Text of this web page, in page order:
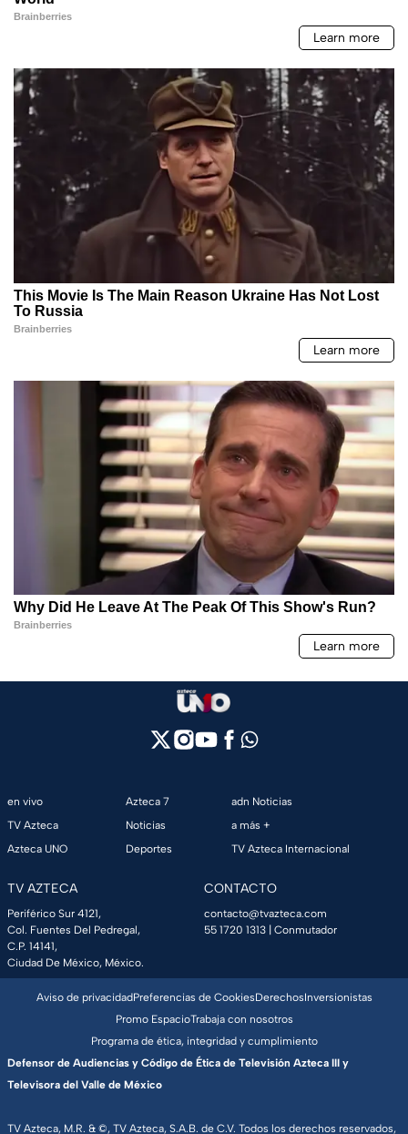
en vivo
TV Azteca
Azteca UNO
Azteca 7
Noticias
Deportes
adn Noticias
a más +
TV Azteca Internacional
TV AZTECA
Periférico Sur 4121,
Col. Fuentes Del Pedregal,
C.P. 14141,
Ciudad De México, México.
CONTACTO
contacto@tvazteca.com
55 1720 1313 | Conmutador
TV Azteca, M.R. & ©, TV Azteca, S.A.B. de C.V. Todos los derechos reservados,
Aviso de privacidadPreferencias de CookiesDerechosInversionistas
Promo EspacioTrabaja con nosotros
Programa de ética, integridad y cumplimiento
Defensor de Audiencias y Código de Ética de Televisión Azteca III y
Televisora del Valle de México